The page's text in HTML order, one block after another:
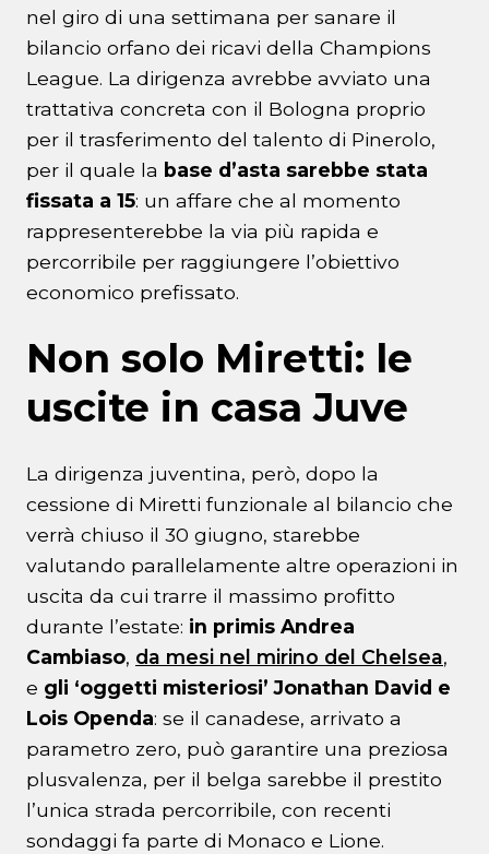
nel giro di una settimana per sanare il
bilancio orfano dei ricavi della Champions
League. La dirigenza avrebbe avviato una
trattativa concreta con il Bologna proprio
per il trasferimento del talento di Pinerolo,
per il quale la base d’asta sarebbe stata
fissata a 15: un affare che al momento
rappresenterebbe la via più rapida e
percorribile per raggiungere l’obiettivo
economico prefissato.
Non solo Miretti: le
uscite in casa Juve
La dirigenza juventina, però, dopo la
cessione di Miretti funzionale al bilancio che
verrà chiuso il 30 giugno, starebbe
valutando parallelamente altre operazioni in
uscita da cui trarre il massimo profitto
durante l’estate: in primis Andrea
Cambiaso, da mesi nel mirino del Chelsea,
e gli ‘oggetti misteriosi’ Jonathan David e
Lois Openda: se il canadese, arrivato a
parametro zero, può garantire una preziosa
plusvalenza, per il belga sarebbe il prestito
l’unica strada percorribile, con recenti
sondaggi fa parte di Monaco e Lione.